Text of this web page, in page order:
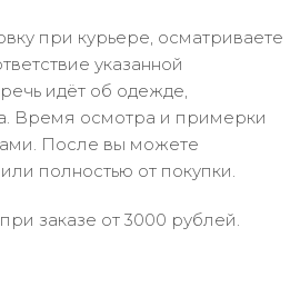
при курьере, осматриваете
указанной
идёт об одежде,
Время осмотра и примерки
После вы можете
полностью от покупки.
заказе от 3000 рублей.